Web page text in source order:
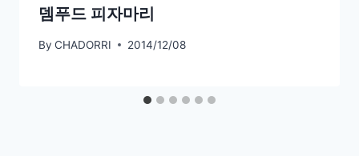
뎀푸드 피자마리
By CHADORRI 2014/12/08